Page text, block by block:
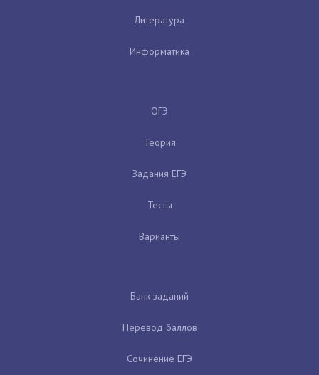
Литература
Информатика
ОГЭ
Теория
Задания ЕГЭ
Тесты
Варианты
Банк заданий
Перевод баллов
Сочинение ЕГЭ